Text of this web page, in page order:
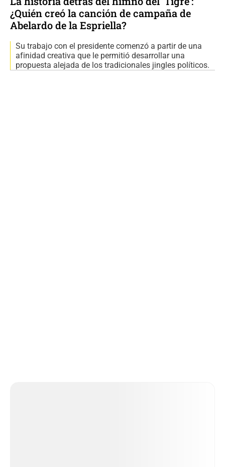
¿Quién creó la canción de campaña de
Abelardo de la Espriella?
Su trabajo con el presidente comenzó a partir de una
afinidad creativa que le permitió desarrollar una
propuesta alejada de los tradicionales jingles políticos.